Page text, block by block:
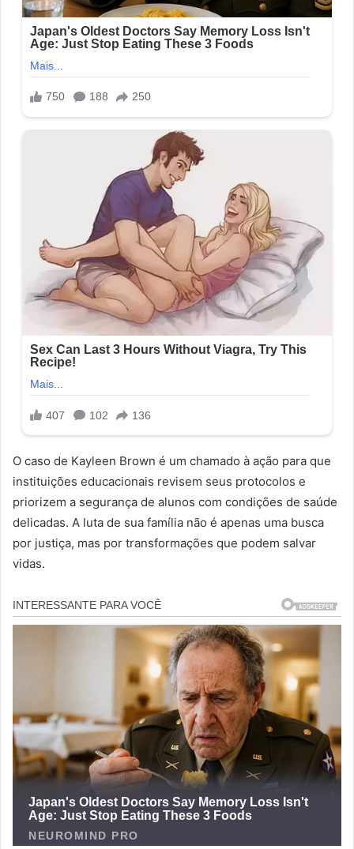
O caso de Kayleen Brown é um chamado à ação para que
instituições educacionais revisem seus protocolos e
priorizem a segurança de alunos com condições de saúde
delicadas. A luta de sua família não é apenas uma busca
por justiça, mas por transformações que podem salvar
vidas.